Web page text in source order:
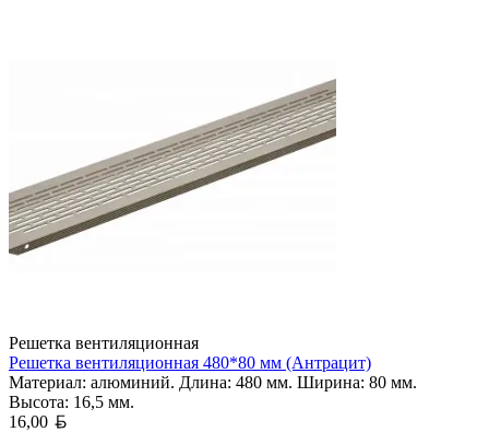
Решетка вентиляционная
Решетка вентиляционная 480*80 мм (Антрацит)
Материал: алюминий. Длина: 480 мм. Ширина: 80 мм.
Высота: 16,5 мм.
16,00